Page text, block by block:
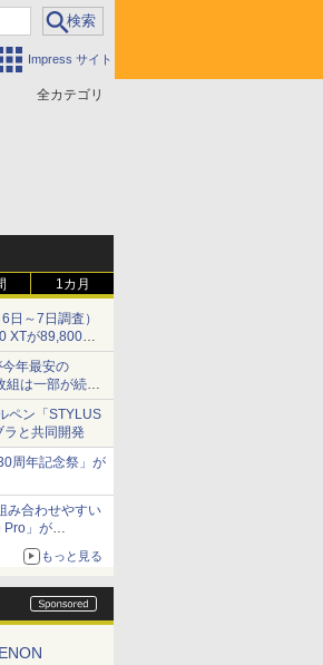
Impress サイト
全カテゴリ
1カ月
日～7日調査）
XTが89,800
17型モニターが
ほか
年最安の
組は一部が続騰
ペン「STYLUS
ラと共同開発
周年記念祭」が
み合わせやすい
Pro」が
もっと見る